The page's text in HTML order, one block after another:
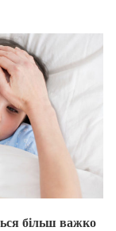
більш важко